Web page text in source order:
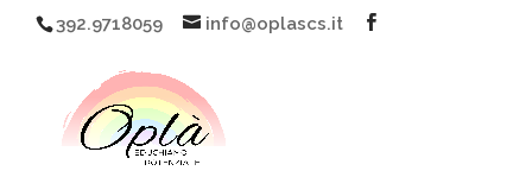
392.9718059 info@oplascs.it